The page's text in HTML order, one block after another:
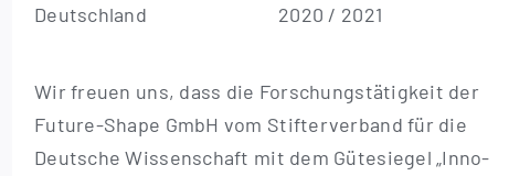
Deutsch­land 2020 / 2021
Wir freu­en uns, dass die For­schungs­tä­tig­keit der
Future-Shape GmbH vom Stif­ter­ver­band für die
Deut­sche Wis­sen­schaft mit dem Güte­sie­gel „Inno­